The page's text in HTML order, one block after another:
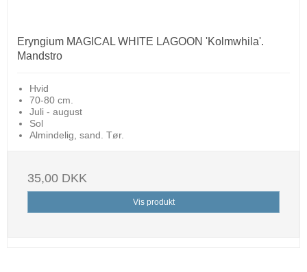
Eryngium MAGICAL WHITE LAGOON 'Kolmwhila'.
Mandstro
Hvid
70-80 cm.
Juli - august
Sol
Almindelig, sand. Tør.
35,00 DKK
Vis produkt